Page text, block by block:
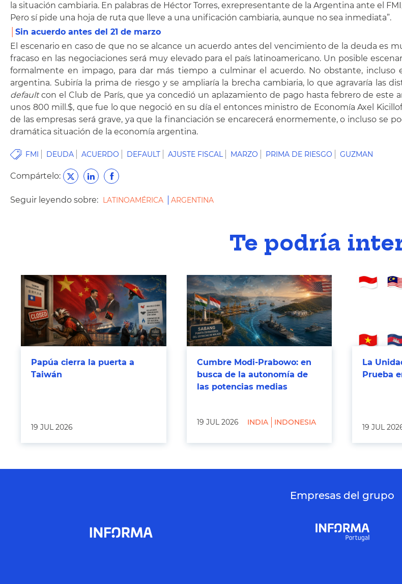
la situación cambiaria. En palabras de Héctor Torres, exrepresentante de la Argentina ante el
Pero sí pide una hoja de ruta que lleve a una unificación cambiaria, aunque no sea inmediata”.
Sin acuerdo antes del 21 de marzo
El escenario en caso de que no se alcance un acuerdo antes del vencimiento de la deuda es
fracaso en las negociaciones será muy elevado para el país latinoamericano. Un posible
formalmente en impago, para dar más tiempo a culminar el acuerdo. No obstante, incluso
argentina. Subiría la prima de riesgo y se ampliaría la brecha cambiaria, lo que agravaría las
defaultcon el Club de París, que ya concedió un aplazamiento de pago hasta febrero de este
unos 800 mill.$, que fue lo que negoció en su día el entonces ministro de Economía Axel
de las empresas será grave, ya que la financiación se encarecerá enormemente, o incluso se
dramática situación de la economía argentina.
FMI DEUDA ACUERDO DEFAULT AJUSTE FISCAL MARZO PRIMA DE RIESGO GUZMAN
Compártelo:
Seguir leyendo sobre: LATINOAMÉRICA ARGENTINA
Te podría
Papúa cierra la puerta a
Taiwán
19 JUL 2026
Cumbre Modi-Prabowo: en
busca de la autonomía de
las potencias medias
19 JUL 2026 INDIA INDONESIA
La
Prueba
19 JUL
Empresas del grupo